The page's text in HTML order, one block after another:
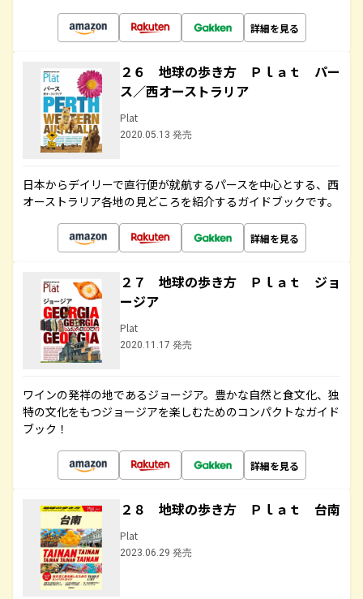
詳細を見る
２６ 地球の歩き方 Ｐｌａｔ パー
ス／西オーストラリア
Plat
2020.05.13 発売
日本からデイリーで直行便が就航するパースを中心とする、西
オーストラリア各地の見どころを紹介するガイドブックです。
詳細を見る
２７ 地球の歩き方 Ｐｌａｔ ジョ
ージア
Plat
2020.11.17 発売
ワインの発祥の地であるジョージア。豊かな自然と食文化、独
特の文化をもつジョージアを楽しむためのコンパクトなガイド
ブック！
詳細を見る
２８ 地球の歩き方 Ｐｌａｔ 台南
Plat
2023.06.29 発売